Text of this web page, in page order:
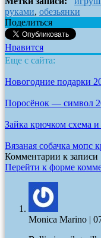
руками, обезьянки
Поделиться
Нравится
Еще с сайта:
Новогодние подарки
Поросёнок — символ
Зайка крючком схема
Вязаная собачка мопс
Комментарии к записи
Перейти к форме
Monica Marino |